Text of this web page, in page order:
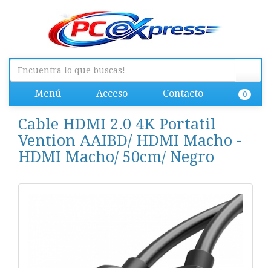
Menú Acceso Contacto 0
Cable HDMI 2.0 4K Portatil
Vention AAIBD/ HDMI Macho -
HDMI Macho/ 50cm/ Negro